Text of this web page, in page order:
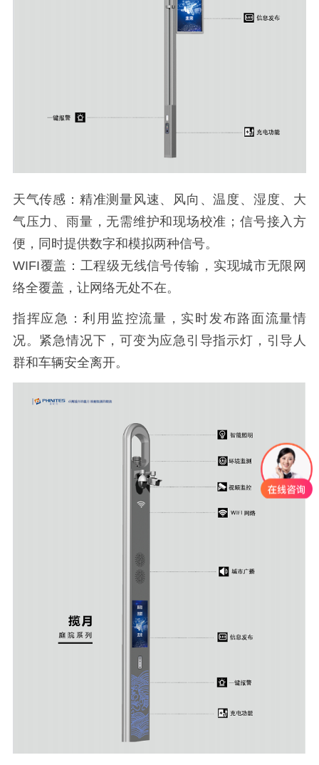
天气传感：精准测量风速、风向、温度、湿度、大
气压力、雨量，无需维护和现场校准；信号接入方
便，同时提供数字和模拟两种信号。
WIFI覆盖：工程级无线信号传输，实现城市无限网
络全覆盖，让网络无处不在。
指挥应急：利用监控流量，实时发布路面流量情
况。紧急情况下，可变为应急引导指示灯，引导人
群和车辆安全离开。